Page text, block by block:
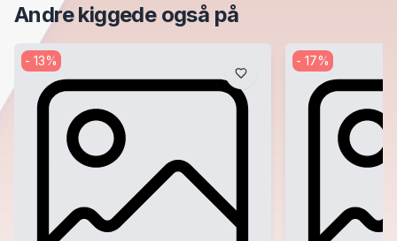
Andre kiggede også på
- 13% - 17%